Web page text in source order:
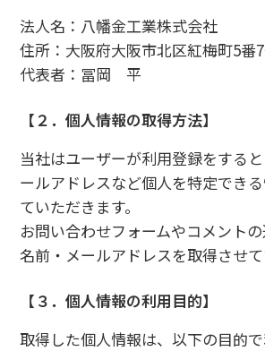
法人名：八幡金工業株式会社
住所：大阪府大阪市北区紅梅町5番
代表者：冨岡 平
【２．個人情報の取得方法】
当社はユーザーが利用登録をする
ールアドレスなど個人を特定でき
ていただきます。
お問い合わせフォームやコメント
名前・メールアドレスを取得させて
【３．個人情報の利用目的】
取得した個人情報は、以下の目的で